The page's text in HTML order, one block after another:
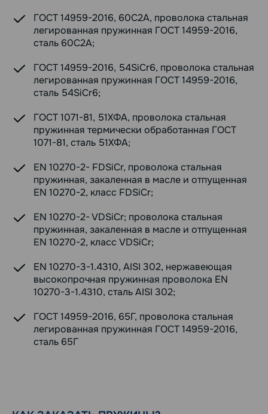
ГОСТ 14959-2016, 60С2А, проволока стальная
легированная пружинная ГОСТ 14959-2016,
сталь 60С2А;
ГОСТ 14959-2016, 54SiCr6, проволока стальная
легированная пружинная ГОСТ 14959-2016,
сталь 54SiCr6;
ГОСТ 1071-81, 51ХФА, проволока стальная
пружинная термически обработанная ГОСТ
1071-81, сталь 51ХФА;
EN 10270-2- FDSiCr, проволока стальная
пружинная, закаленная в масле и отпущенная
EN 10270-2, класс FDSiCr;
EN 10270-2- VDSiCr; проволока стальная
пружинная, закаленная в масле и отпущенная
EN 10270-2, класс VDSiCr;
EN 10270-3-1.4310, AISI 302, нержавеющая
высокопрочная пружинная проволока EN
10270-3-1.4310, сталь AISI 302;
ГОСТ 14959-2016, 65Г, проволока стальная
легированная пружинная ГОСТ 14959-2016,
сталь 65Г